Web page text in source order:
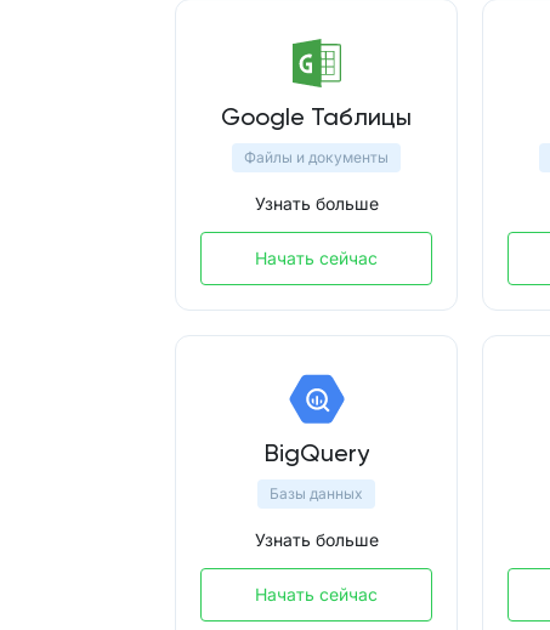
Google Таблицы
Файлы и документы
Узнать больше
Начать сейчас
BigQuery
Базы данных
Узнать больше
Начать сейчас